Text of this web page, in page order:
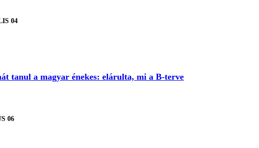
04
tanul a magyar énekes: elárulta, mi a B-terve
06